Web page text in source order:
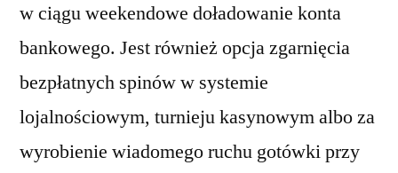
w ciągu weekendowe doładowanie konta
bankowego. Jest również opcja zgarnięcia
bezpłatnych spinów w systemie
lojalnościowym, turnieju kasynowym albo za
wyrobienie wiadomego ruchu gotówki przy